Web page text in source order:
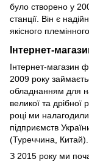
було створено у
станції. Він є
якісного
Інтернет-
Інтернет-магазин
2009 року
обладнанням для
великої та дрібної
році ми
підприємств
(Туреччина, Китай).
З 2015 року ми